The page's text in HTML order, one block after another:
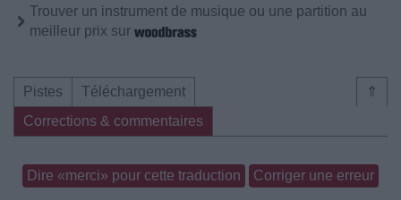
Trouver un instrument de musique ou une partition au
meilleur prix sur
⇑
Pistes
Téléchargement
Corrections & commentaires
Dire «merci» pour cette traduction Corriger une erreur